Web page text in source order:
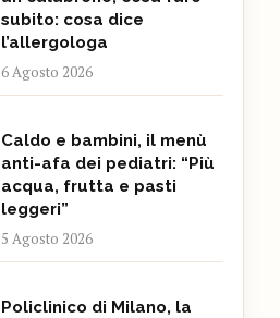
subito: cosa dice
l’allergologa
6 Agosto 2026
Caldo e bambini, il menù
anti-afa dei pediatri: “Più
acqua, frutta e pasti
leggeri”
5 Agosto 2026
Policlinico di Milano, la